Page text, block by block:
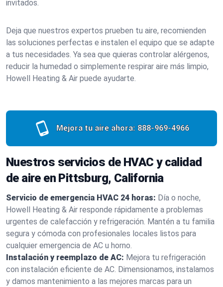
invitados.
Deja que nuestros expertos prueben tu aire, recomienden
las soluciones perfectas e instalen el equipo que se adapte
a tus necesidades. Ya sea que quieras controlar alérgenos,
reducir la humedad o simplemente respirar aire más limpio,
Howell Heating & Air puede ayudarte.
Mejora tu aire ahora: 888-969-4966
Nuestros servicios de HVAC y calidad
de aire en Pittsburg, California
Servicio de emergencia HVAC 24 horas: Día o noche,
Howell Heating & Air responde rápidamente a problemas
urgentes de calefacción y refrigeración. Mantén a tu familia
segura y cómoda con profesionales locales listos para
cualquier emergencia de AC u horno.
Instalación y reemplazo de AC: Mejora tu refrigeración
con instalación eficiente de AC. Dimensionamos, instalamos
y damos mantenimiento a las mejores marcas para un